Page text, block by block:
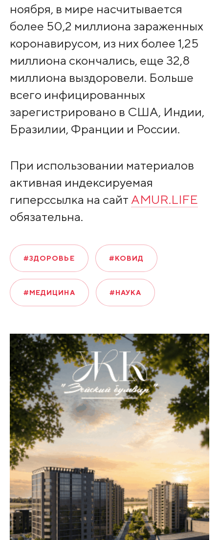
ноября, в мире насчитывается
более 50,2 миллиона зараженных
коронавирусом, из них более 1,25
миллиона скончались, еще 32,8
миллиона выздоровели. Больше
всего инфицированных
зарегистрировано в США, Индии,
Бразилии, Франции и России.
При использовании материалов
активная индексируемая
гиперссылка на сайт AMUR.LIFE
обязательна.
#ЗДОРОВЬЕ #КОВИД
#МЕДИЦИНА #НАУКА